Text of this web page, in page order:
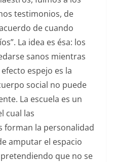
testimonios, de
de cuando
La idea es ésa: los
sanos mientras
espejo es la
social no puede
La escuela es un
cual las
forman la personalidad
amputar el espacio
que no se